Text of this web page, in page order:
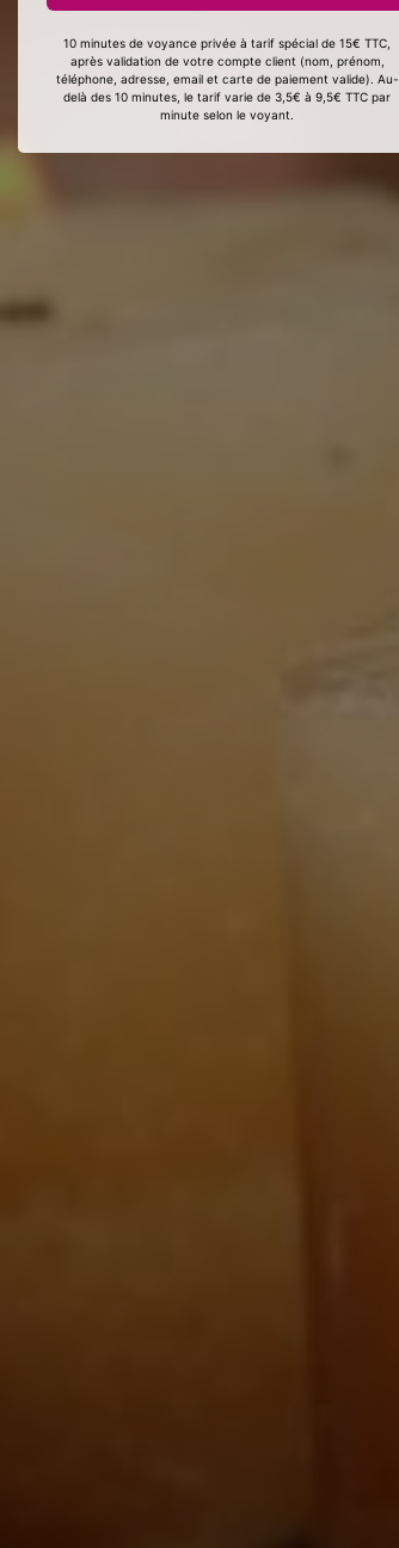
10 minutes de voyance privée à tarif spécial de 15€ TTC,
après validation de votre compte client (nom, prénom,
téléphone, adresse, email et carte de paiement valide). Au-
delà des 10 minutes, le tarif varie de 3,5€ à 9,5€ TTC par
minute selon le voyant.